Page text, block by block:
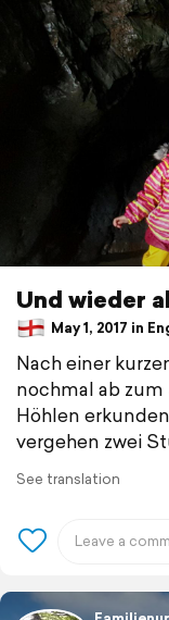
Und wieder
May 1, 2017 in
Nach einer
nochmal ab
Höhlen
vergehen zwei
See translation